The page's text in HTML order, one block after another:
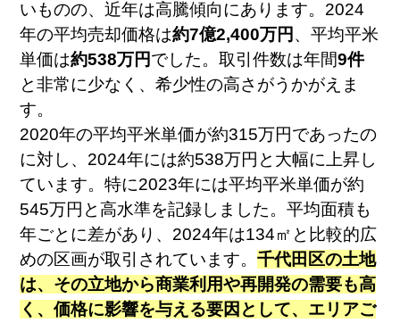
いものの、近年は高騰傾向にあります。2024
年の平均売却価格は約7億2,400万円 、平均平米
単価は約538万円でした。取引件数は年間9件
と非常に少なく、希少性の高さがうかがえま
す。
2020年の平均平米単価が約315万円であったの
に対し、2024年には約538万円と大幅に上昇し
ています。特に2023年には平均平米単価が約
545万円と高水準を記録しました。平均面積も
年ごとに差があり、2024年は134㎡と比較的広
めの区画が取引されています。千代田区の土地
は、その立地から商業利用や再開発の需要も高
く、価格に影響を与える要因として、エリアご